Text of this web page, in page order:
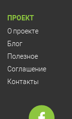
ПРОЕКТ
О проекте
Блог
Полезное
Соглашение
Контакты